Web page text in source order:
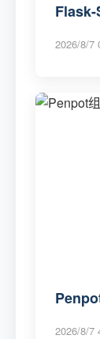
Flask-
2026/8/7
2026/8/7